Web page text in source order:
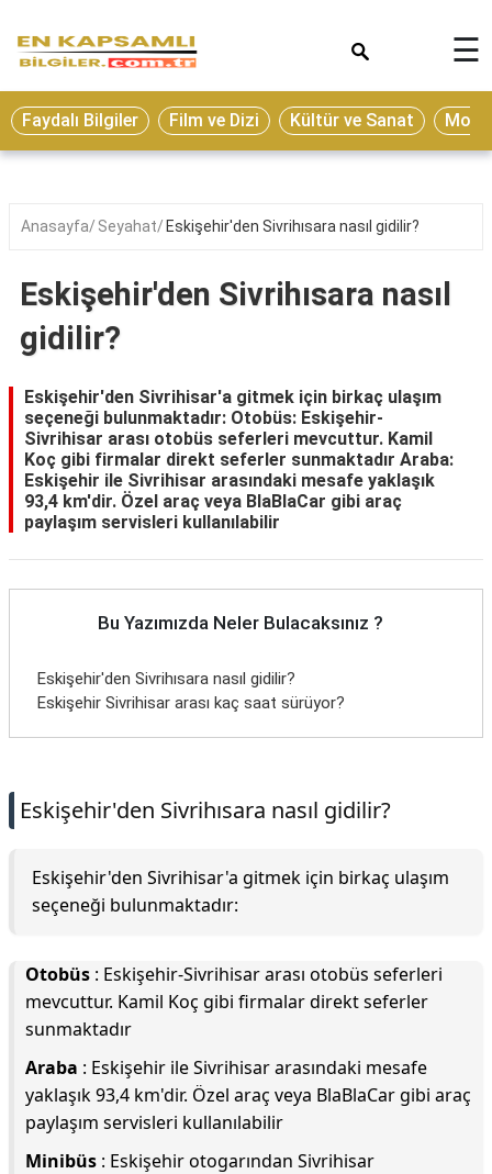
Eğitim
Ekonomi
Seyahat
Oyun
Yaşam
Hukuk
Blog
☰
Faydalı Bilgiler Film ve Dizi Kültür ve Sanat
Anasayfa Seyahat Eskişehir'den Sivrihısara nasıl gidilir?
Eskişehir'den Sivrihısara nasıl
gidilir?
Eskişehir'den Sivrihisar'a gitmek için birkaç ulaşım
seçeneği bulunmaktadır: Otobüs: Eskişehir-
Sivrihisar arası otobüs seferleri mevcuttur. Kamil
Koç gibi firmalar direkt seferler sunmaktadır Araba:
Eskişehir ile Sivrihisar arasındaki mesafe yaklaşık
93,4 km'dir. Özel araç veya BlaBlaCar gibi araç
paylaşım servisleri kullanılabilir
Bu Yazımızda Neler Bulacaksınız ?
Eskişehir'den Sivrihısara nasıl gidilir?
Eskişehir Sivrihisar arası kaç saat sürüyor?
Eskişehir'den Sivrihısara nasıl gidilir?
Eskişehir'den Sivrihisar'a gitmek için birkaç ulaşım
seçeneği bulunmaktadır:
Otobüs : Eskişehir-Sivrihisar arası otobüs seferleri
mevcuttur. Kamil Koç gibi firmalar direkt seferler
sunmaktadır
Araba : Eskişehir ile Sivrihisar arasındaki mesafe
yaklaşık 93,4 km'dir. Özel araç veya BlaBlaCar gibi araç
paylaşım servisleri kullanılabilir
Minibüs : Eskişehir otogarından Sivrihisar